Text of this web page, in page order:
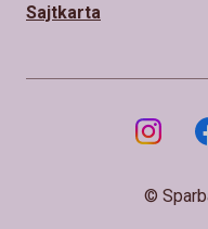
Sajtkarta
©